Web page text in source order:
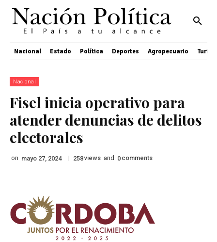
Nacional Estado Política Deportes Agropecuario
Nacional
Fisel inicia operativo para
atender denuncias de delitos
electorales
on mayo 27, 2024 | 258views and 0 comments